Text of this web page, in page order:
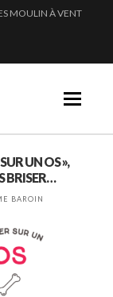
LES FRONTIÈRES DE
ROUGE !
UN OS »,
BRISER…
BAROIN